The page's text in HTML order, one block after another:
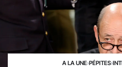
A LA UNE›PÉPITES›